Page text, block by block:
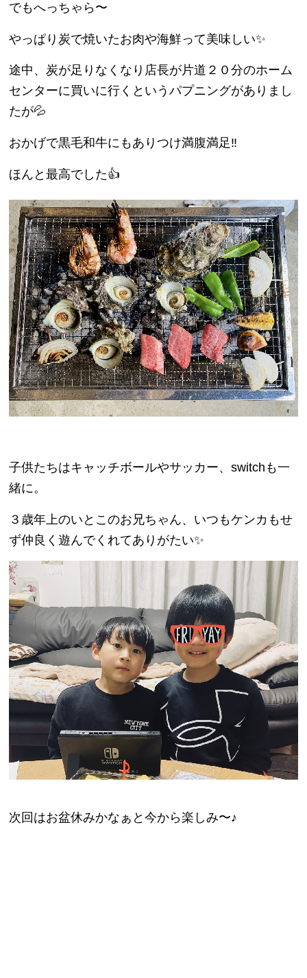
でもへっちゃら〜
やっぱり炭で焼いたお肉や海鮮って美味しい✨
途中、炭が足りなくなり店長が片道２０分のホーム
センターに買いに行くというパプニングがありまし
たが💦
おかげで黒毛和牛にもありつけ満腹満足‼︎
ほんと最高でした👍
子供たちはキャッチボールやサッカー、switchも一
緒に。
３歳年上のいとこのお兄ちゃん、いつもケンカもせ
ず仲良く遊んでくれてありがたい✨
次回はお盆休みかなぁと今から楽しみ〜♪